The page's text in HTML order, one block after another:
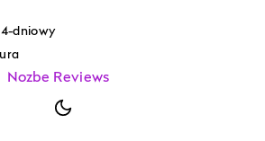
dniowy
Nozbe Reviews